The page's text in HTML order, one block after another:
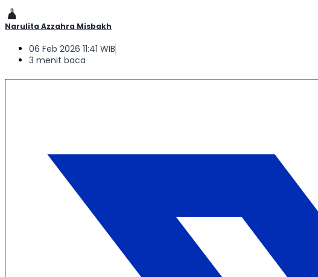
Narulita Azzahra Misbakh
06 Feb 2026 11:41 WIB
3 menit baca